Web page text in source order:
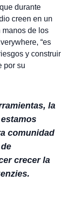
durante
creen en un
manos de los
“es
y construir
por su
la
comunidad
crecer la